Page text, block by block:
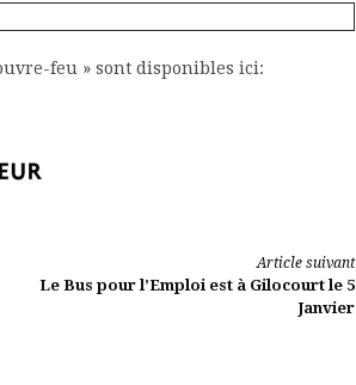
feu » sont disponibles ici:
Article suivant
Le Bus pour l’Emploi est à Gilocourt le 5
Janvier